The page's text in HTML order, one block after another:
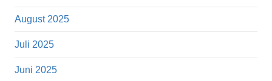
August 2025
Juli 2025
Juni 2025